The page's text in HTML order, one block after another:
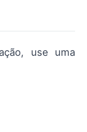
use uma